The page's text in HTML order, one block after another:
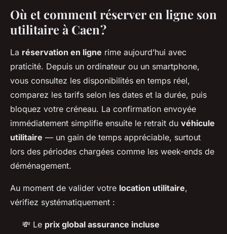
Où et comment réserver en ligne son
utilitaire à Caen ?
La réservation en ligne rime aujourd’hui avec
praticité. Depuis un ordinateur ou un smartphone,
vous consultez les disponibilités en temps réel,
comparez les tarifs selon les dates et la durée, puis
bloquez votre créneau. La confirmation envoyée
immédiatement simplifie ensuite le retrait du véhicule
utilitaire — un gain de temps appréciable, surtout
lors des périodes chargées comme les week-ends de
déménagement.
Au moment de valider votre location utilitaire,
vérifiez systématiquement :
💸 Le prix global assurance incluse